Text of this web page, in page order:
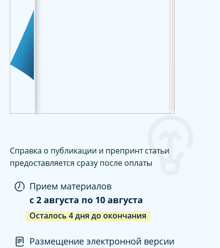
Справка о публикации и препринт статьи
предоставляется сразу после оплаты
Прием материалов
c 2 августа по 10 августа
Осталось 4дня до окончания
Размещение электронной версии